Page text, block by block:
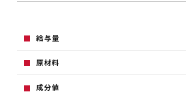
給与量
原材料
成分値